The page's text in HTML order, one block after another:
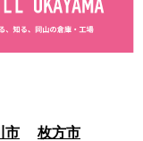
市 枚方市